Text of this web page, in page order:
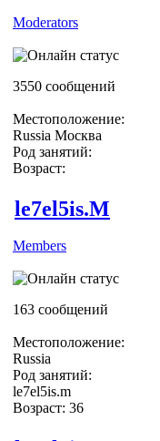
Moderators
3550 сообщений
Местоположение:
Russia Москва
Род занятий:
Возраст:
le7el5is.M
Members
163 сообщений
Местоположение:
Russia
Род занятий:
le7el5is.m
Возраст: 36